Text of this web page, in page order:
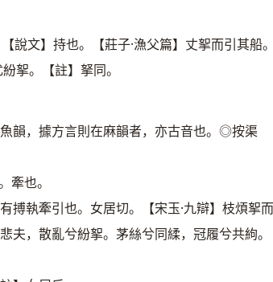
說文】持也。【莊子·漁父篇】丈挐而引其船
挐。【註】拏同。
韻，據方言則在麻韻者，亦古音也。◎按渠
牽也。
搏執牽引也。女居切。【宋玉·九辯】枝煩挐而
夫，散亂兮紛挐。茅絲兮同䋴，冠履兮共絇。